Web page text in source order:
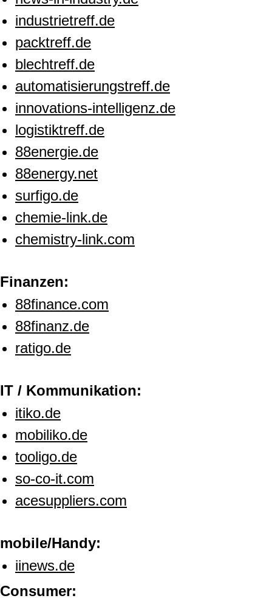
industrietreff.de
packtreff.de
blechtreff.de
automatisierungstreff.de
innovations-intelligenz.de
logistiktreff.de
88energie.de
88energy.net
surfigo.de
chemie-link.de
chemistry-link.com
Finanzen:
88finance.com
88finanz.de
ratigo.de
IT / Kommunikation:
itiko.de
mobiliko.de
tooligo.de
so-co-it.com
acesuppliers.com
mobile/Handy:
iinews.de
Consumer: